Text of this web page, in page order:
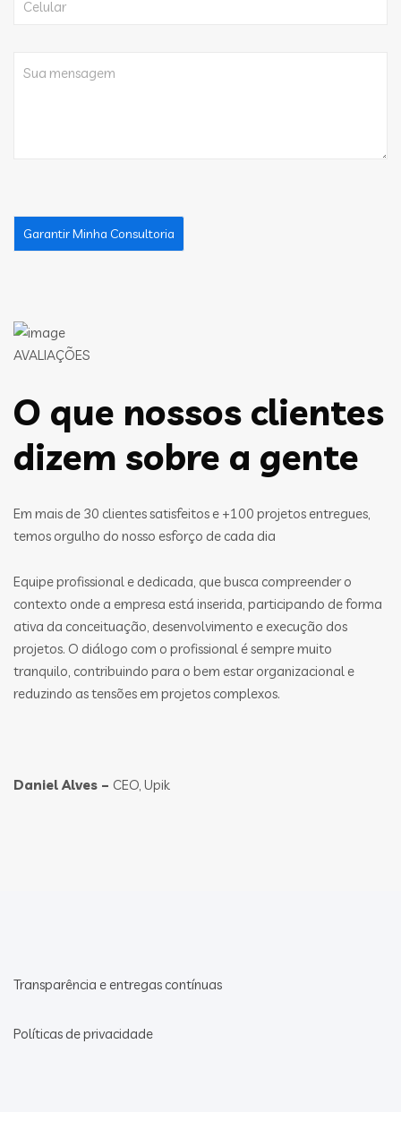
AVALIAÇÕES
O que nossos clientes
dizem sobre a gente
Em mais de 30 clientes satisfeitos e +100 projetos entregues,
temos orgulho do nosso esforço de cada dia
Equipe profissional e dedicada, que busca compreender o
contexto onde a empresa está inserida, participando de forma
ativa da conceituação, desenvolvimento e execução dos
projetos. O diálogo com o profissional é sempre muito
tranquilo, contribuindo para o bem estar organizacional e
reduzindo as tensões em projetos complexos.
Daniel Alves – CEO, Upik
Transparência e entregas contínuas
Políticas de privacidade